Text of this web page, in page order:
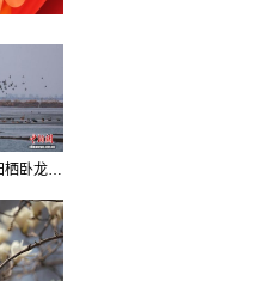
辽宁沈阳：万羽归栖卧龙湖看群鸟齐飞